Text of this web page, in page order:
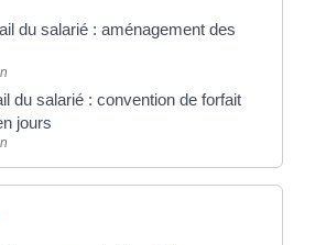
du salarié : aménagement des
du salarié : convention de forfait
jours